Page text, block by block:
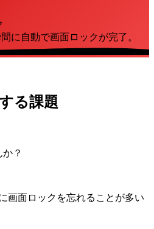
に自動で画面ロックが完了。
る課題
？
画面ロックを忘れることが多い